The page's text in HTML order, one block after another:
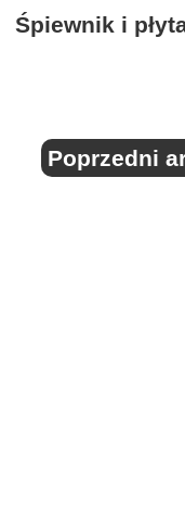
Śpiewnik i
Poprzedni